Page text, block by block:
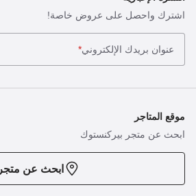
اشترك واحصل على عروض خاصة!
عنوان بريدك الإلكتروني*
موقع المتاجر
ابحث عن متجر بيركنستوك
ابحث عن متجر